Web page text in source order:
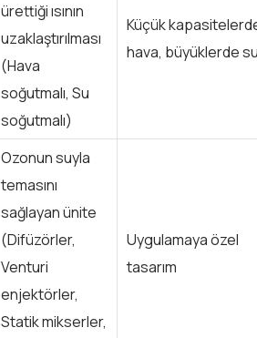
ürettiği ısının
uzaklaştırılması
(Hava
soğutmalı, Su
soğutmalı)
Küçük
hava, büyüklerde
Ozonun suyla
temasını
sağlayan ünite
(Difüzörler,
Venturi
enjektörler,
Statik mikserler,
Uygulamaya özel
tasarım